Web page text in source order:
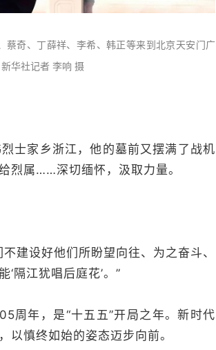
奇、丁薛祥、李希、韩正等来到北京天安门广
华社记者 李响 摄
家乡浙江，他的墓前又摆满了战机
烈属……深切缅怀，汲取力量。
设好他们所盼望向往、为之奋斗、
隔江犹唱后庭花’。”
年，是“十五五”开局之年。新时代
以慎终如始的姿态迈步向前。